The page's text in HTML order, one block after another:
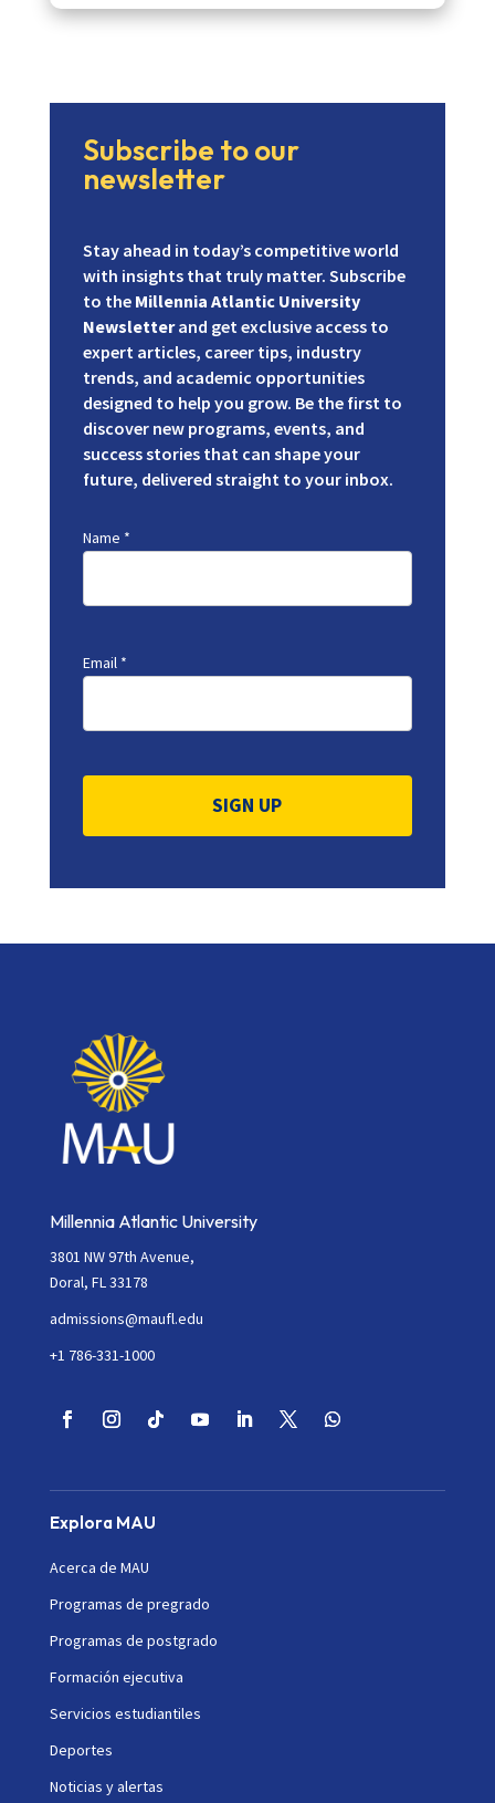
Subscribe to our
newsletter
Stay ahead in today’s competitive world
with insights that truly matter. Subscribe
to the Millennia Atlantic University
Newsletterand get exclusive access to
expert articles, career tips, industry
trends, and academic opportunities
designed to help you grow. Be the first to
discover new programs, events, and
success stories that can shape your
future, delivered straight to your inbox.
Name *
Email *
Contact
Please
blank.
Millennia Atlantic University
3801 NW 97th Avenue,
Doral, FL 33178
admissions@maufl.edu
+1 786-331-1000
Explora MAU
Acerca de MAU
Programas de pregrado
Programas de postgrado
Formación ejecutiva
Servicios estudiantiles
Deportes
Noticias y alertas